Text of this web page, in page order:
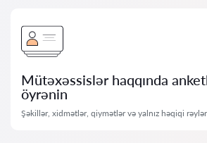
Mütəxəssislər haqqında
öyrənin
Şəkillər, xidmətlər, qiymətlər və yalnız həqiqi